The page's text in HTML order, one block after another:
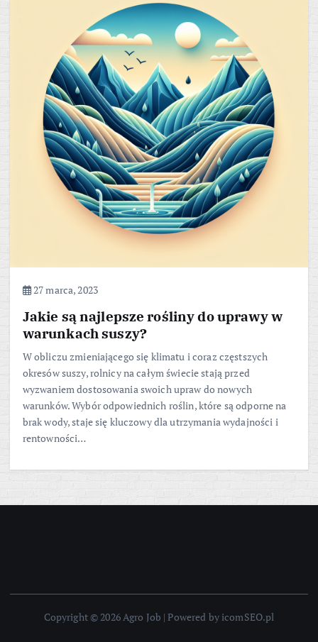
27 marca, 2023
Jakie są najlepsze rośliny do uprawy w
warunkach suszy?
W obliczu zmieniającego się klimatu i coraz częstszych
okresów suszy, rolnicy na całym świecie stają przed
wyzwaniem dostosowania swoich upraw do nowych
warunków. Wybór odpowiednich roślin, które są odporne na
brak wody, staje się kluczowy dla utrzymania wydajności i
rentowności…
Copyright © 2026 Agro Job | Powered by icomSEO.pl